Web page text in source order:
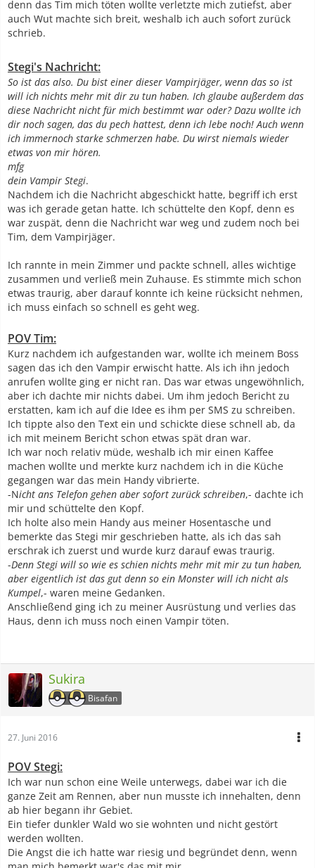
denn das Tim mich töten wollte verletzte mich zutiefst, aber
auch Wut machte sich breit, weshalb ich auch sofort zurück
schrieb.
Stegi's Nachricht:
So ist das also. Du bist einer dieser Vampirjäger, wenn das so ist
will ich nichts mehr mit dir zu tun haben. Ich glaube außerdem das
diese Nachricht nicht für mich bestimmt war oder? Dazu wollte ich
dir noch sagen, das du pech hattest, denn ich lebe noch! Auch wenn
ich immernoch starke schmerzen habe. Du wirst niemals wieder
etwas von mir hören.
mfg
dein Vampir Stegi.
Nachdem ich die Nachricht abgeschickt hatte, begriff ich erst
was ich gerade getan hatte. Ich schüttelte den Kopf, denn es
war zuspät, denn die Nachricht war weg und zudem noch bei
Tim, dem Vampirjäger.
Ich rannte in mein Zimmer und packte schnell, alles wichtige
zusammen und verließ mein Zuhause. Es stimmte mich schon
etwas traurig, aber darauf konnte ich keine rücksicht nehmen,
ich muss einfach so schnell es geht weg.
POV Tim:
Kurz nachdem ich aufgestanden war, wollte ich meinem Boss
sagen das ich den Vampir erwischt hatte. Als ich ihn jedoch
anrufen wollte ging er nicht ran. Das war etwas ungewöhnlich,
aber ich dachte mir nichts dabei. Um ihm jedoch Bericht zu
erstatten, kam ich auf die Idee es ihm per SMS zu schreiben.
Ich tippte also den Text ein und schickte diese schnell ab, da
ich mit meinem Bericht schon etwas spät dran war.
Ich war noch relativ müde, weshalb ich mir einen Kaffee
machen wollte und merkte kurz nachdem ich in die Küche
gegangen war das mein Handy vibrierte.
-Nicht ans Telefon gehen aber sofort zurück schreiben,- dachte ich
mir und schüttelte den Kopf.
Ich holte also mein Handy aus meiner Hosentasche und
bemerkte das Stegi mir geschrieben hatte, als ich das sah
erschrak ich zuerst und wurde kurz darauf ewas traurig.
-Denn Stegi will so wie es schien nichts mehr mit mir zu tun haben,
aber eigentlich ist das gut denn so ein Monster will ich nicht als
Kumpel,- waren meine Gedanken.
Anschließend ging ich zu meiner Ausrüstung und verlies das
Haus, denn ich muss noch einen Vampir töten.
Sukira
Bisafan
27. Juni 2016
POV Stegi:
Ich war nun schon eine Weile unterwegs, dabei war ich die
ganze Zeit am Rennen, aber nun musste ich innehalten, denn
ab hier begann ihr Gebiet.
Ein tiefer dunkler Wald wo sie wohnten und nicht gestört
werden wollten.
Die Angst die ich hatte war riesig und begründet denn, wenn